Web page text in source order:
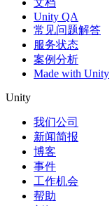
文档
Unity QA
常见问题解答
服务状态
案例分析
Made with Unity
Unity
我们公司
新闻简报
博客
事件
工作机会
帮助